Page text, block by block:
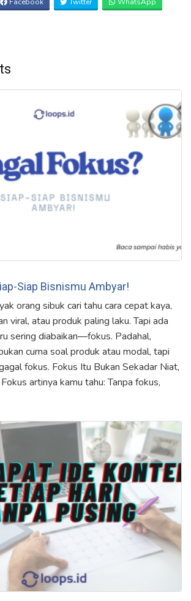
Facebook Twitter WhatsApp
Siap Bisnismu Ambyar!
orang sibuk cari tahu cara cepat kaya,
viral, atau produk paling laku. Tapi ada
sering diabaikan—fokus. Padahal,
cuma soal produk atau modal, tapi
fokus. Fokus Itu Bukan Sekadar Niat,
artinya kamu tahu: Tanpa fokus,